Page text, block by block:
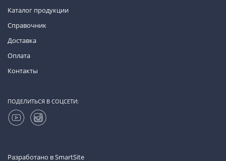
Каталог продукции
Справочник
Доставка
Оплата
Контакты
ПОДЕЛИТЬСЯ В СОЦСЕТИ:
Разработано вSmartSite